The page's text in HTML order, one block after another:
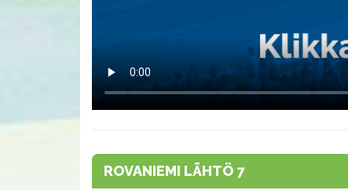
ROVANIEMI LÄHTÖ 7